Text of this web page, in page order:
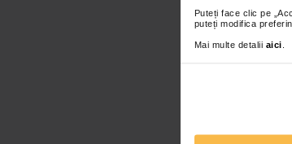
Puteți face clic pe
puteți modifica
Mai multe detalii aici